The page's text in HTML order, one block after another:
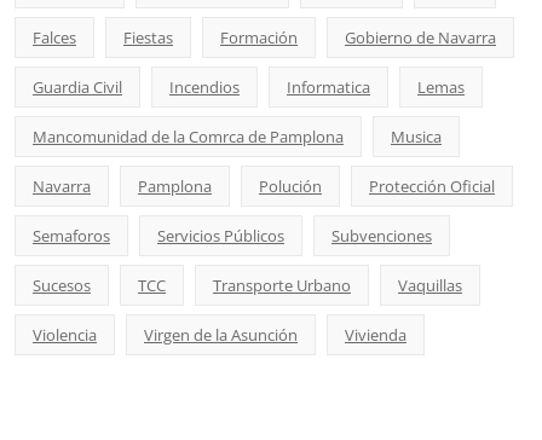
Falces Fiestas Formación Gobierno de Navarra
Guardia Civil Incendios Informatica Lemas
Mancomunidad de la Comrca de Pamplona Musica
Navarra Pamplona Polución Protección Oficial
Semaforos Servicios Públicos Subvenciones
Sucesos TCC Transporte Urbano Vaquillas
Violencia Virgen de la Asunción Vivienda